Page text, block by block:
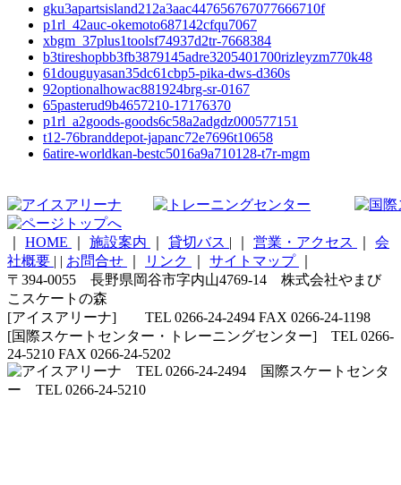
gku3apartsisland212a3aac447656767077666710f
p1rl_42auc-okemoto687142cfqu7067
xbgm_37plus1toolsf74937d2tr-7668384
b3tireshopbb3fb3879145adre3205401700rizleyzm770k48
61douguyasan35dc61cbp5-pika-dws-d360s
92optionalhowac881924brg-sr-0167
65pasterud9b4657210-17176370
p1rl_a2goods-goods6c58a2adgdz000577151
t12-76branddepot-japanc72e7696t10658
6atire-worldkan-bestc5016a9a710128-t7r-mgm
HOME 施設案内 貸切バス | 営業・アクセス
会
社概要 | | お問合せ リンク サイトマップ
〒394-0055 長野県岡谷市字内山4769-14 株式会社やまび
こスケートの森
[アイスアリーナ] TEL 0266-24-2494 FAX 0266-24-1198
[国際スケートセンター・トレーニングセンター] TEL 0266-
24-5210 FAX 0266-24-5202